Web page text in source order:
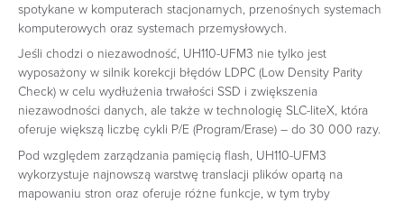
spotykane w komputerach stacjonarnych, przenośnych systemach
komputerowych oraz systemach przemysłowych.
Jeśli chodzi o niezawodność, UH110-UFM3 nie tylko jest
wyposażony w silnik korekcji błędów LDPC (Low Density Parity
Check) w celu wydłużenia trwałości SSD i zwiększenia
niezawodności danych, ale także w technologię SLC-liteX, która
oferuje większą liczbę cykli P/E (Program/Erase) – do 30 000 razy.
Pod względem zarządzania pamięcią flash, UH110-UFM3
wykorzystuje najnowszą warstwę translacji plików opartą na
mapowaniu stron oraz oferuje różne funkcje, w tym tryby